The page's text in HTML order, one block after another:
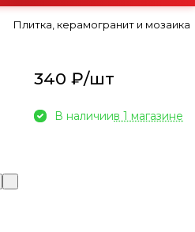
Плитка, керамогранит и мозаика
340 ₽/шт
В наличиив 1 магазине